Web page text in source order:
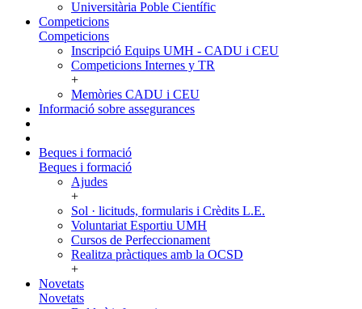
Universitària Poble Científic
Competicions
Competicions
Inscripció Equips UMH - CADU i CEU
Competicions Internes y TR
+
Memòries CADU i CEU
Informació sobre assegurances
Beques i formació
Beques i formació
Ajudes
+
Sol · licituds, formularis i Crèdits L.E.
Voluntariat Esportiu UMH
Cursos de Perfeccionament
Realitza pràctiques amb la OCSD
+
Novetats
Novetats